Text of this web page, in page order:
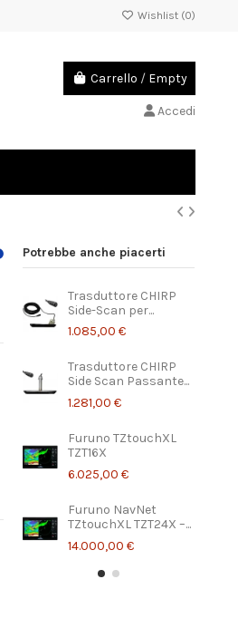
Wishlist (0)
Carrello / Empty
Accedi
Potrebbe anche piacerti
Trasduttore CHIRP
Side-Scan per...
1.085,00 €
Trasduttore CHIRP
Side Scan Passante...
1.281,00 €
Furuno TZtouchXL
TZT16X
6.025,00 €
Furuno NavNet
TZtouchXL TZT24X –...
14.000,00 €